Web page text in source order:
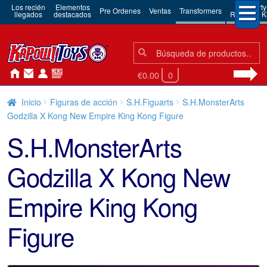
Los recién
llegados
Elementos
destacados Pre Ordenes Ventas Transformers 3rd Party
Robots &
Búsqueda:
Búsqueda
€0.00 0
Inicio Figuras de acción S.H.Figuarts
S.H.MonsterArts
Godzilla X Kong New Empire King Kong Figure
S.H.MonsterArts
Godzilla X Kong New
Empire King Kong
Figure